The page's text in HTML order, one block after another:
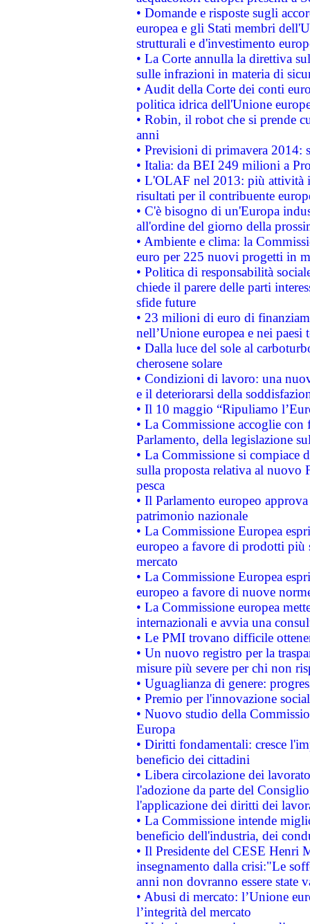
• Domande e risposte sugli
europea e gli Stati membri
strutturali e d'investimento
• La Corte annulla la direttiva
sulle infrazioni in materia di
• Audit della Corte dei conti
politica idrica dell'Unione
• Robin, il robot che si prende
anni
• Previsioni di primavera 2014:
• Italia: da BEI 249 milioni a
• L'OLAF nel 2013: più attività
risultati per il contribuente
• C'è bisogno di un'Europa
all'ordine del giorno della
• Ambiente e clima: la
euro per 225 nuovi progetti in
• Politica di responsabilità
chiede il parere delle parti
sfide future
• 23 milioni di euro di
nell’Unione europea e nei paesi
• Dalla luce del sole al
cherosene solare
• Condizioni di lavoro: una
e il deteriorarsi della
• Il 10 maggio “Ripuliamo
• La Commissione accoglie
Parlamento, della legislazione
• La Commissione si compiace
sulla proposta relativa al nuovo
pesca
• Il Parlamento europeo
patrimonio nazionale
• La Commissione Europea
europeo a favore di prodotti
mercato
• La Commissione Europea
europeo a favore di nuove
• La Commissione europea
internazionali e avvia una
• Le PMI trovano difficile
• Un nuovo registro per la
misure più severe per chi non
• Uguaglianza di genere:
• Premio per l'innovazione
• Nuovo studio della
Europa
• Diritti fondamentali: cresce
beneficio dei cittadini
• Libera circolazione dei
l'adozione da parte del
l'applicazione dei diritti dei
• La Commissione intende
beneficio dell'industria, dei
• Il Presidente del CESE Henri
insegnamento dalla crisi:"Le
anni non dovranno essere state
• Abusi di mercato: l’Unione
l’integrità del mercato